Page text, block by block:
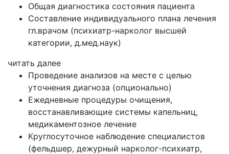
Общая диагностика состояния пациента
Составление индивидуального плана лечения
гл.врачом (психиатр-нарколог высшей
категории, д.мед.наук)
читать далее
Проведение анализов на месте с целью
уточнения диагноза (опционально)
Ежедневные процедуры очищения,
восстанавливающие системы капельниц,
медикаментозное лечение
Круглосуточное наблюдение специалистов
(фельдшер, дежурный нарколог-психиатр,